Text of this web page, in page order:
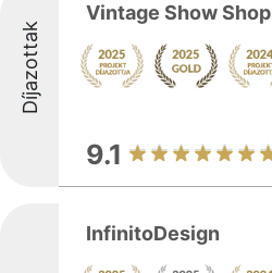
Díjazottak
Vintage Show Shop
9.1
InfinitoDesign